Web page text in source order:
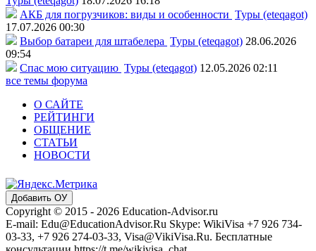
АКБ для погрузчиков: виды и особенности Туры (eteqagot)
17.07.2026 00:30
Выбор батареи для штабелера Туры (eteqagot) 28.06.2026
09:54
Спас мою ситуацию Туры (eteqagot) 12.05.2026 02:11
все темы форума
О САЙТЕ
РЕЙТИНГИ
ОБЩЕНИЕ
СТАТЬИ
НОВОСТИ
Добавить ОУ
Copyright © 2015 - 2026 Education-Advisor.ru
E-mail: Edu@EducationAdvisor.Ru Skype: WikiVisa +7 926 734-
03-33, +7 926 274-03-33, Visa@VikiVisa.Ru. Бесплатные